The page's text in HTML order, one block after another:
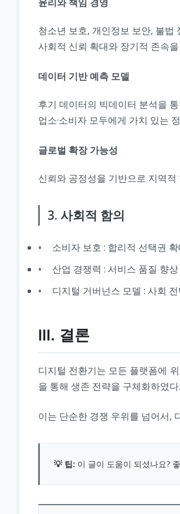
청소년 보호, 개인정보 보안, 불법
사회적 신뢰 확대와 장기적 존속
데이터 기반 예측 모델
후기 데이터의 빅데이터 분석을
업소·소비자 모두에게 가치 있는
글로벌 확장 가능성
신뢰와 공정성을 기반으로 지역
3. 사회적 함의
소비자 보호 : 합리적 선택권 확
산업 경쟁력 : 서비스 품질 향
디지털 거버넌스 모델 : 사회
Ⅲ. 결론
디지털 전환기는 모든 플랫폼에
을 통해 생존 전략을 구체화하였다.
이는 단순한 경쟁 우위를 넘어서,
💡 팁: 이 글이 도움이 되셨나요?